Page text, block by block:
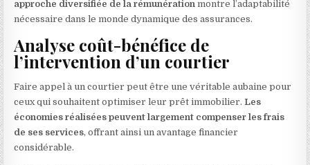
approche diversifiée de la rémunération montre l’adaptabilité
nécessaire dans le monde dynamique des assurances.
Analyse coût-bénéfice de
l’intervention d’un courtier
Faire appel à un courtier peut être une véritable aubaine pour
ceux qui souhaitent optimiser leur prêt immobilier.Les
économies réalisées peuvent largement compenser les frais
de ses services, offrant ainsi un avantage financier
considérable.